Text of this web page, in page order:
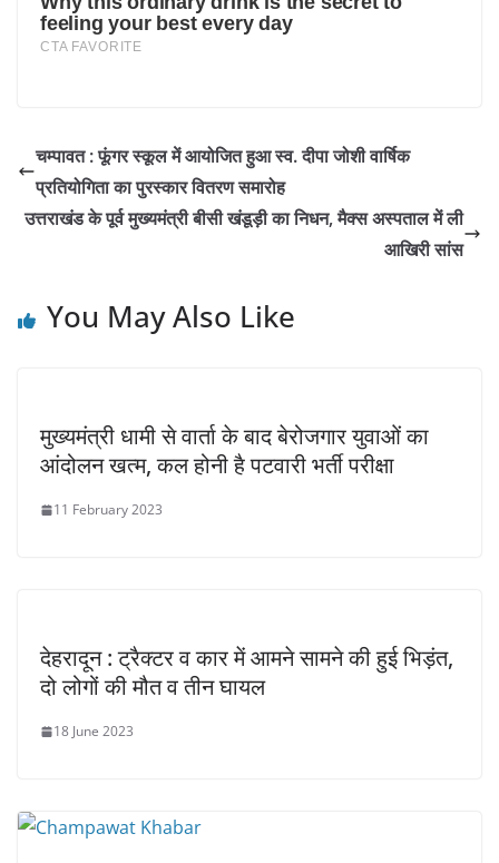
चम्पावत : फूंगर स्कूल में आयोजित हुआ स्व. दीपा जोशी वार्षिक
प्रतियोगिता का पुरस्कार वितरण समारोह
उत्तराखंड के पूर्व मुख्यमंत्री बीसी खंडूड़ी का निधन, मैक्स अस्पताल में ली
आखिरी सांस
You May Also Like
मुख्यमंत्री धामी से वार्ता के बाद बेरोजगार युवाओं का
आंदोलन खत्म, कल होनी है पटवारी भर्ती परीक्षा
11 February 2023
देहरादून : ट्रैक्टर व कार में आमने सामने की हुई भिड़ंत,
दो लोगों की मौत व तीन घायल
18 June 2023